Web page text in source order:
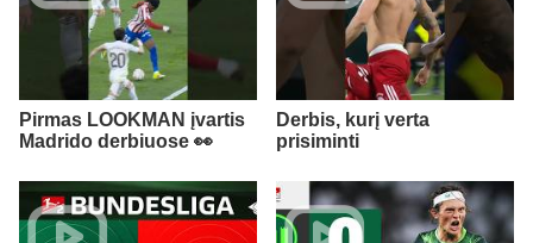
Pirmas LOOKMAN įvartis
Madrido derbiuose 👀
Derbis, kurį verta
prisiminti